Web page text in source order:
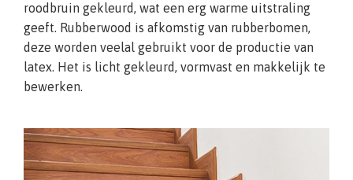
roodbruin gekleurd, wat een erg warme uitstraling
geeft. Rubberwood is afkomstig van rubberbomen,
deze worden veelal gebruikt voor de productie van
latex. Het is licht gekleurd, vormvast en makkelijk te
bewerken.